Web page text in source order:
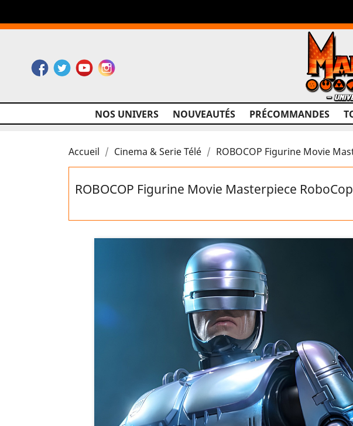
Facebook
TwitterYouTubeInstagram
NOS UNIVERS NOUVEAUTÉS PRÉCOMMANDES
Accueil Cinema & Serie Télé ROBOCOP Figurine Movie
ROBOCOP Figurine Movie Masterpiece